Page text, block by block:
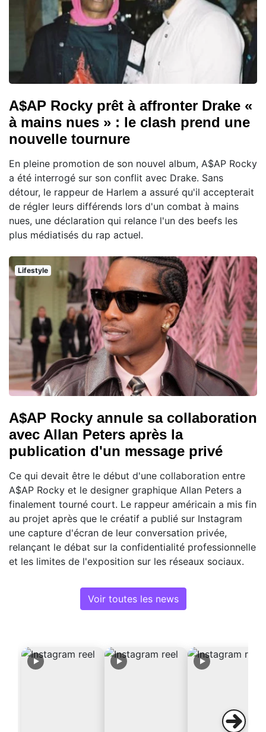
A$AP Rocky prêt à affronter Drake «
à mains nues » : le clash prend une
nouvelle tournure
En pleine promotion de son nouvel album, A$AP Rocky
a été interrogé sur son conflit avec Drake. Sans
détour, le rappeur de Harlem a assuré qu'il accepterait
de régler leurs différends lors d'un combat à mains
nues, une déclaration qui relance l'un des beefs les
plus médiatisés du rap actuel.
Lifestyle
A$AP Rocky annule sa collaboration
avec Allan Peters après la
publication d'un message privé
Ce qui devait être le début d'une collaboration entre
A$AP Rocky et le designer graphique Allan Peters a
finalement tourné court. Le rappeur américain a mis fin
au projet après que le créatif a publié sur Instagram
une capture d'écran de leur conversation privée,
relançant le débat sur la confidentialité professionnelle
et les limites de l'exposition sur les réseaux sociaux.
Voir toutes les news